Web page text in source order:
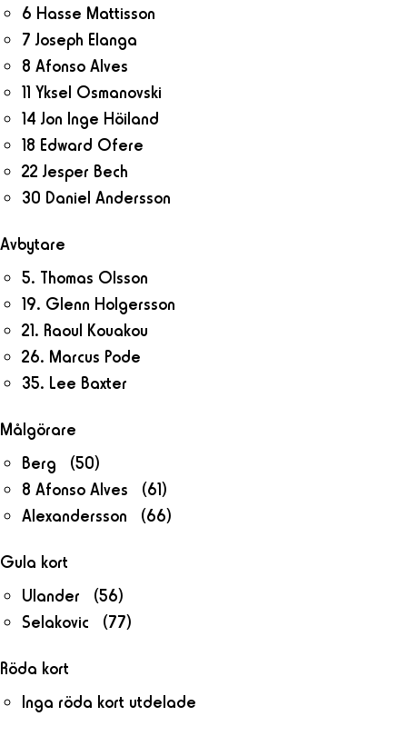
6 Hasse Mattisson
7 Joseph Elanga
8 Afonso Alves
11 Yksel Osmanovski
14 Jon Inge Höiland
18 Edward Ofere
22 Jesper Bech
30 Daniel Andersson
Avbytare
5. Thomas Olsson
19. Glenn Holgersson
21. Raoul Kouakou
26. Marcus Pode
35. Lee Baxter
Målgörare
Berg (50)
8 Afonso Alves (61)
Alexandersson (66)
Gula kort
Ulander (56)
Selakovic (77)
Röda kort
Inga röda kort utdelade